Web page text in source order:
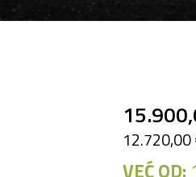
12.720,00
VEĆ OD: